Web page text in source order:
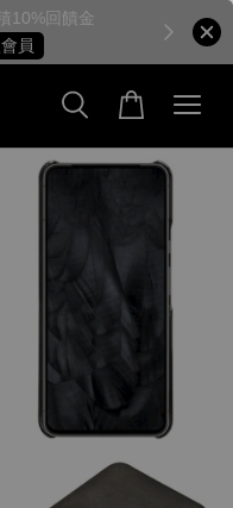
10%回饋金
員